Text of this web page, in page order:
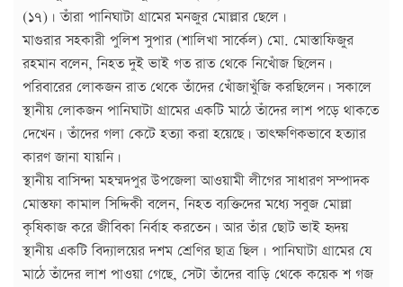
(১৭)। তাঁরা পানিঘাটা গ্রামের মনজুর মোল্লার ছেলে।
মাগুরার সহকারী পুলিশ সুপার (শালিখা সার্কেল) মো. মোস্তাফিজুর
রহমান বলেন, নিহত দুই ভাই গত রাত থেকে নিখোঁজ ছিলেন।
পরিবারের লোকজন রাত থেকে তাঁদের খোঁজাখুঁজি করছিলেন। সকালে
স্থানীয় লোকজন পানিঘাটা গ্রামের একটি মাঠে তাঁদের লাশ পড়ে থাকতে
দেখেন। তাঁদের গলা কেটে হত্যা করা হয়েছে। তাৎক্ষণিকভাবে হত্যার
কারণ জানা যায়নি।
স্থানীয় বাসিন্দা মহম্মদপুর উপজেলা আওয়ামী লীগের সাধারণ সম্পাদক
মোস্তফা কামাল সিদ্দিকী বলেন, নিহত ব্যক্তিদের মধ্যে সবুজ মোল্লা
কৃষিকাজ করে জীবিকা নির্বাহ করতেন। আর তাঁর ছোট ভাই হৃদয়
স্থানীয় একটি বিদ্যালয়ের দশম শ্রেণির ছাত্র ছিল। পানিঘাটা গ্রামের যে
মাঠে তাঁদের লাশ পাওয়া গেছে, সেটা তাঁদের বাড়ি থেকে কয়েক শ গজ